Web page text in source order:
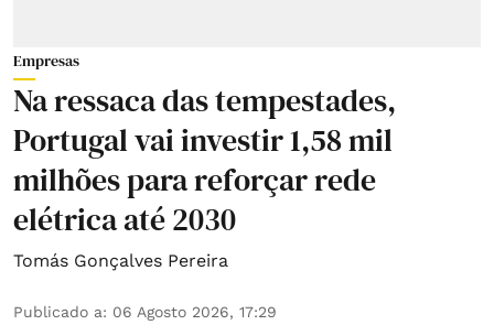
Empresas
Na ressaca das tempestades,
Portugal vai investir 1,58 mil
milhões para reforçar rede
elétrica até 2030
Tomás Gonçalves Pereira
Publicado a: 06 Agosto 2026, 17:29